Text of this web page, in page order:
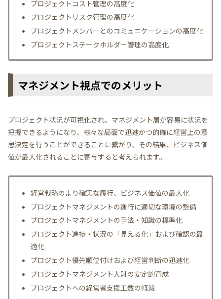
プロジェクトコスト管理の高度化
プロジェクトリスク管理の高度化
プロジェクトメンバーとのコミュニケーションの高度化
プロジェクトステークホルダー管理の高度化
マネジメント視点でのメリット
プロジェクト状況が可視化され、マネジメント層が容易に状況を
把握できるようになり、様々な局面で迅速かつ的確に経営上の意
思決定を行うことができることに繋がり、その結果、ビジネス価
値が最大化されることに寄与すると考えられます。
経営戦略のより確実な履行、ビジネス価値の最大化
プロジェクトマネジメントの進行に適切な環境の整備
プロジェクトマネジメントの手法・知識の標準化
プロジェクト進捗・状況の「見える化」および確認の最
適化
プロジェクト優先順位付けおよび経営判断の迅速化
プロジェクトマネジメント人財の安定的育成
プロジェクトへの経営者支援工数の軽減